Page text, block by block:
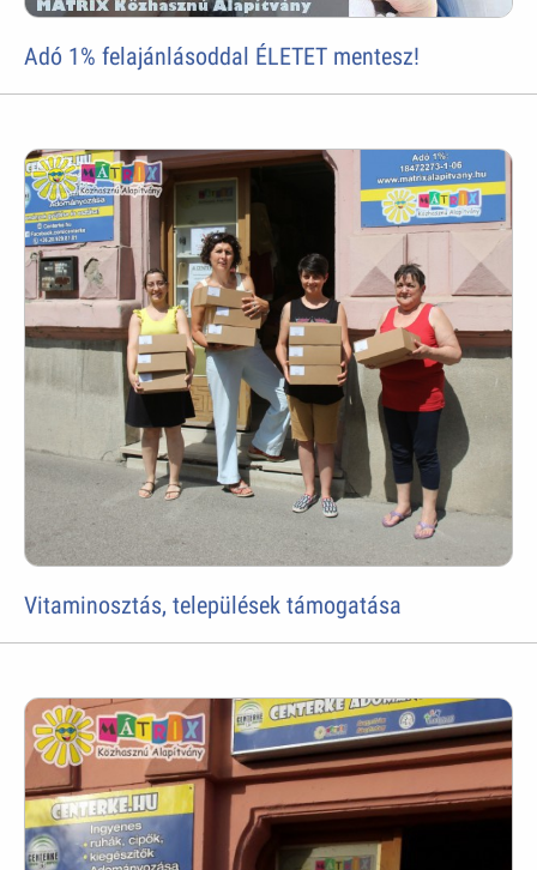
Adó 1% felajánlásoddal ÉLETET mentesz!
Vitaminosztás, települések támogatása